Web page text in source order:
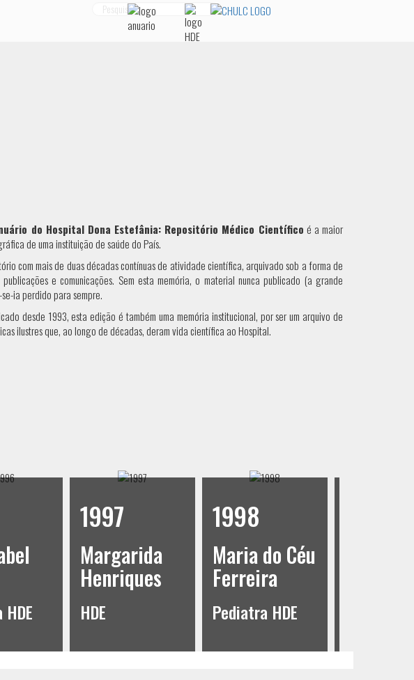
Pesquisa...
do Hospital Dona Estefânia: Repositório Médico Científico é a maior
de uma instituição de saúde do País.
com mais de duas décadas contínuas de atividade científica, arquivado sob a forma de
publicações e comunicações. Sem esta memória, o material nunca publicado (a grande
ia perdido para sempre.
desde 1993, esta edição é também uma memória institucional, por ser um arquivo de
ilustres que, ao longo de décadas, deram vida científica ao Hospital.
1998
Maria do Céu
Ferreira
Pediatra HDE
1999
Amílcar
Mota
Pediatra HDE